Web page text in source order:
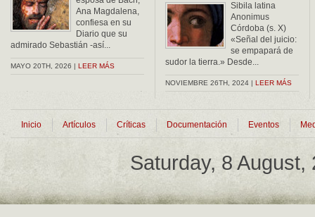
Ana Magdalena,
confiesa en su
Diario que su
admirado Sebastián -así...
MAYO 20TH, 2026 | LEER MÁS
Sibila latina
Anonimus
Córdoba (s. X)
«Señal del juicio:
se empapará de
sudor la tierra.» Desde...
NOVIEMBRE 26TH, 2024 | LEER MÁS
Inicio Artículos Críticas Documentación Eventos
Saturday, 8